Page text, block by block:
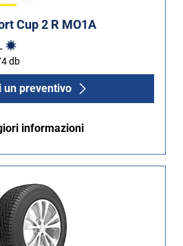
Cup 2 R MO1A
db
un preventivo
informazioni